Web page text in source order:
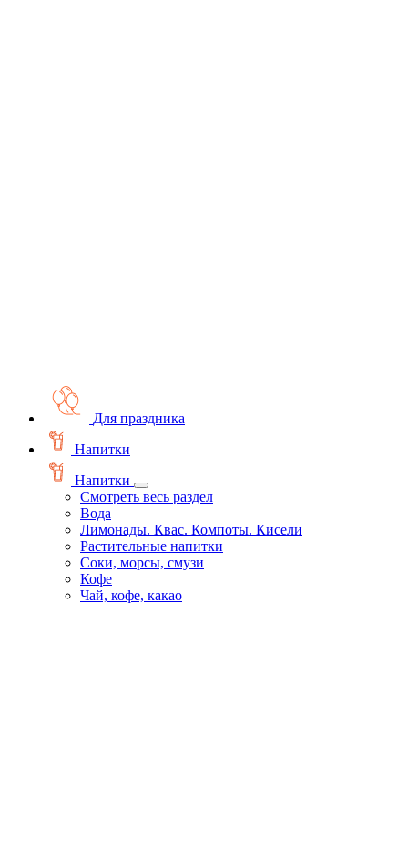
Для праздника
Напитки
Напитки
Смотреть весь раздел
Вода
Лимонады. Квас. Компоты. Кисели
Растительные напитки
Соки, морсы, смузи
Кофе
Чай, кофе, какао